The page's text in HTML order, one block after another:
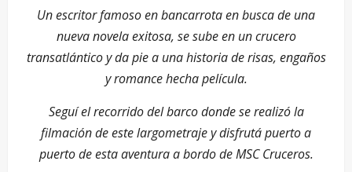
Un escritor famoso en bancarrota en busca de una
nueva novela exitosa, se sube en un crucero
transatlántico y da pie a una historia de risas, engaños
y romance hecha película.
Seguí el recorrido del barco donde se realizó la
filmación de este largometraje y disfrutá puerto a
puerto de esta aventura a bordo de MSC Cruceros.